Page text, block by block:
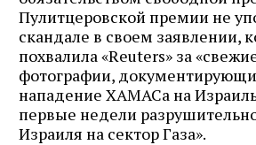
Пулитцеровской премии не
скандале в своем заявлении,
похвалила «Reuters» за
фотографии,
нападение ХАМАСа на
первые недели
Израиля на сектор Газа».